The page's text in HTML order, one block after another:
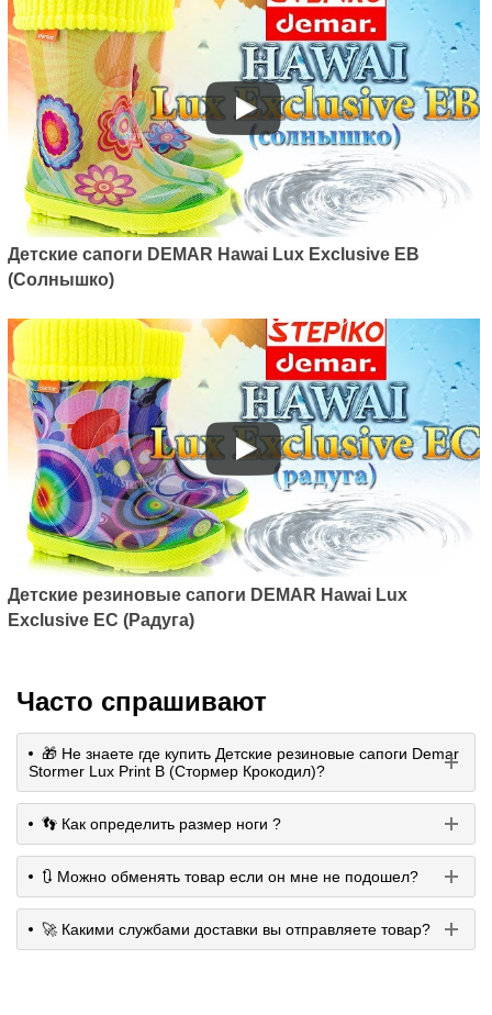
Детские сапоги DEMAR Hawai Lux Exclusive EB
(Солнышко)
Детские резиновые сапоги DEMAR Hawai Lux
Exclusive EC (Радуга)
Часто спрашивают
🎁 Не знаете где купить Детские резиновые сапоги Demar
Stormer Lux Print B (Стормер Крокодил)?
👣 Как определить размер ноги ?
🔃 Можно обменять товар если он мне не подошел?
🚀 Какими службами доставки вы отправляете товар?